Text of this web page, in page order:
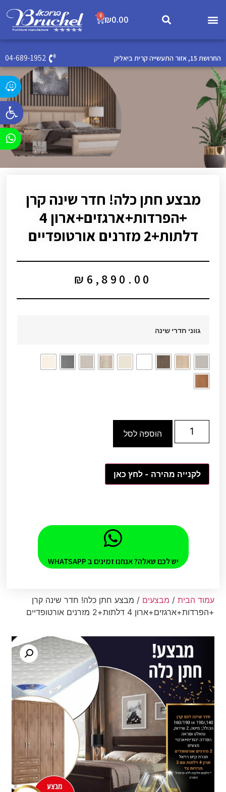
פתח
₪0.00
0
החרושת 15, אזור התעשייה קרית ביאליק 04-689-1952
מבצע חתן כלה! חדר שינה קרן
+הפרדות+ארגזים+ארון 4
דלתות+2 מזרנים אורטופדיים
₪ 6,890.00
גווני חדרי שינה
הוספה לסל
לקנייה מהירה - לחץ כאן
יש לכם שאלה? אנחנו זמינים ב WHATSAPP
עמוד הבית / מבצעים / מבצע חתן כלה! חדר שינה קרן
+הפרדות+ארגזים+ארון 4 דלתות+2 מזרנים אורטופדיים